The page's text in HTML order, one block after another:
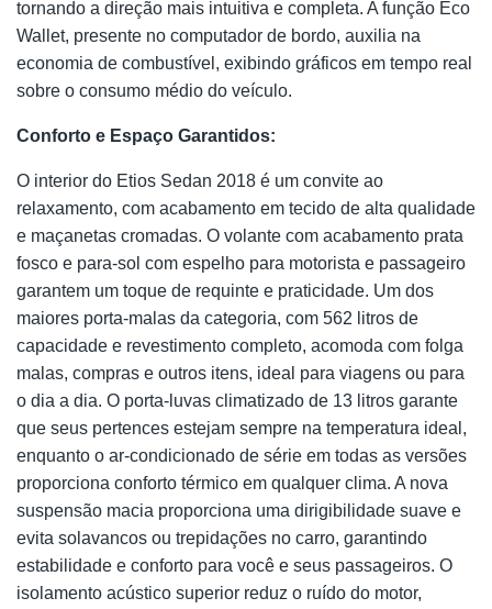
tornando a direção mais intuitiva e completa. A função Eco
Wallet, presente no computador de bordo, auxilia na
economia de combustível, exibindo gráficos em tempo real
sobre o consumo médio do veículo.
Conforto e Espaço Garantidos:
O interior do Etios Sedan 2018 é um convite ao
relaxamento, com acabamento em tecido de alta qualidade
e maçanetas cromadas. O volante com acabamento prata
fosco e para-sol com espelho para motorista e passageiro
garantem um toque de requinte e praticidade. Um dos
maiores porta-malas da categoria, com 562 litros de
capacidade e revestimento completo, acomoda com folga
malas, compras e outros itens, ideal para viagens ou para
o dia a dia. O porta-luvas climatizado de 13 litros garante
que seus pertences estejam sempre na temperatura ideal,
enquanto o ar-condicionado de série em todas as versões
proporciona conforto térmico em qualquer clima. A nova
suspensão macia proporciona uma dirigibilidade suave e
evita solavancos ou trepidações no carro, garantindo
estabilidade e conforto para você e seus passageiros. O
isolamento acústico superior reduz o ruído do motor,